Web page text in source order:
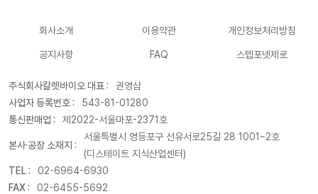
회사소개 이용약관 개인정보처리방침
공지사항 FAQ 스텝포넷제로
주식회사칼렛바이오 대표 :
권영삼
사업자 등록번호 :
543-81-01280
통신판매업 :
제2022-서울마포-2371호
본사·공장 소재지 :
서울특별시 영등포구 선유서로25길 28 1001~2호
(디스테이트 지식산업센터)
TEL :
02-6964-6930
FAX :
02-6455-5692